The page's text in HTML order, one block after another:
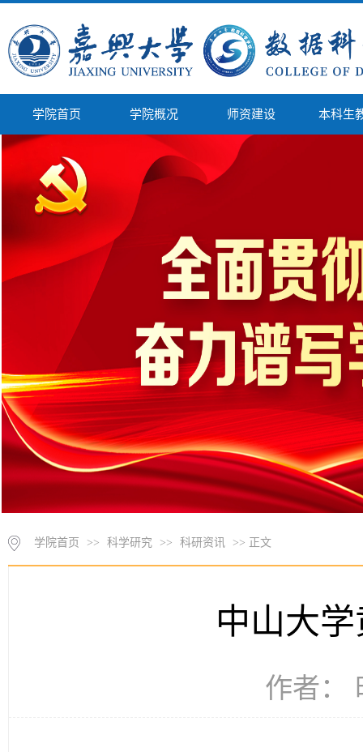
学院首页 学院概况 师资建设 本科生
学院首页 >> 科学研究 >> 科研资讯 >> 正文
中山大
作者：